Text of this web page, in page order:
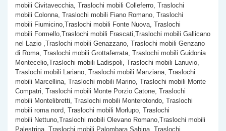
mobili Civitavecchia, Traslochi mobili Colleferro, Traslochi
mobili Colonna, Traslochi mobili Fiano Romano, Traslochi
mobili Fiumicino,Traslochi mobili Fonte Nuova, Traslochi
mobili Formello,Traslochi mobili Frascati,Traslochi mobili Gallicano
nel Lazio ,Traslochi mobili Genazzano, Traslochi mobili Genzano
di Roma, Traslochi mobili Grottaferrata, Traslochi mobili Guidonia
Montecelio,Traslochi mobili Ladispoli, Traslochi mobili Lanuvio,
Traslochi mobili Lariano, Traslochi mobili Manziana, Traslochi
mobili Marcellina, Traslochi mobili Marino, Traslochi mobili Monte
Compatri, Traslochi mobili Monte Porzio Catone, Traslochi
mobili Montelibretti, Traslochi mobili Monterotondo, Traslochi
mobili roma nord, Traslochi mobili Morlupo, Traslochi
mobili Nettuno,Traslochi mobili Olevano Romano,Traslochi mobili
Palestrina, Traslochi mobili Palombara Sabina, Traslochi